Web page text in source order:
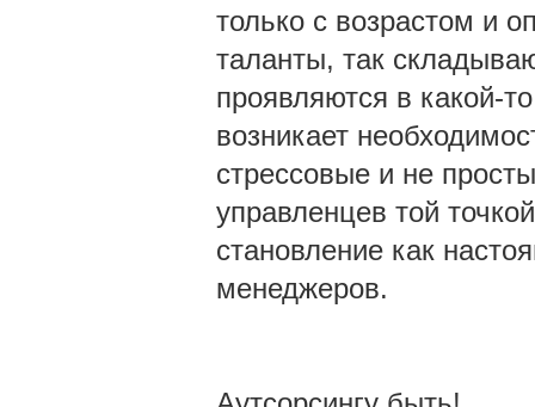
только с возрастом и
таланты, так
проявляются в какой-
возникает
стрессовые и не
управленцев той
становление как
менеджеров.